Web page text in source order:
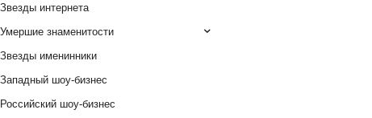
Звезды интернета
Умершие знаменитости
Звезды именинники
Западный шоу-бизнес
Российский шоу-бизнес